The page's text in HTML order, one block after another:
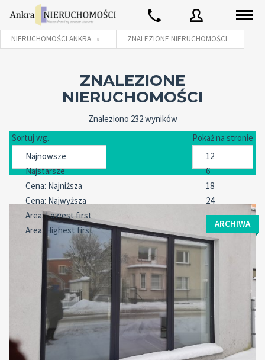
Zaloguj używając:
Zapomniałeś
hasła? ZALOGUJ
Zapamiętaj mnie
NIERUCHOMOŚCI ANKRA ZNALEZIONE NIERUCHOMOŚCI
ZNALEZIONE
NIERUCHOMOŚCI
Znaleziono 232 wyników
Sortuj wg.
Pokaż na stronie
ARCHIWA